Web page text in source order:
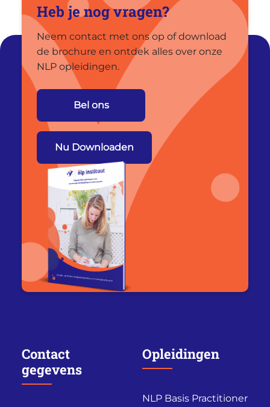
Heb je nog vragen?
Neem contact met ons op of download
de brochure en ontdek alles over onze
NLP opleidingen.
Bel ons
Nu Downloaden
Contact
gegevens
Opleidingen
NLP Basis Practitioner